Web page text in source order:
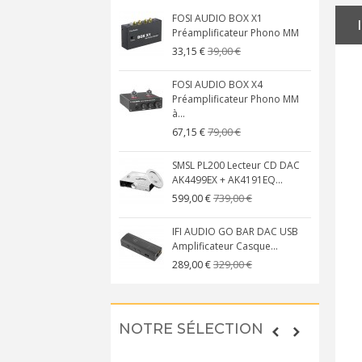
FOSI AUDIO BOX X1
Préamplificateur Phono MM
33,15 €39,00 €
FOSI AUDIO BOX X4
Préamplificateur Phono MM
à...
67,15 €79,00 €
SMSL PL200 Lecteur CD DAC
AK4499EX + AK4191EQ...
599,00 €739,00 €
IFI AUDIO GO BAR DAC USB
Amplificateur Casque...
289,00 €329,00 €
NOTRE SÉLECTION